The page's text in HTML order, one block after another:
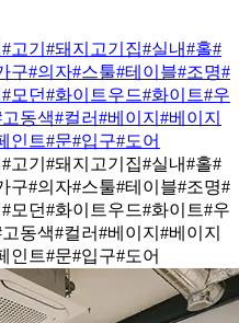
#고기 #돼지고기집#실내#홀#
구#의자#스툴#테이블#조명#
#모던#화이트우드#화이트#우
동색#컬러#베이지 #베이지
인트#문#입구#도어
#고기 #돼지고기집#실내#홀#
구#의자#스툴#테이블#조명#
#모던#화이트우드#화이트#우
동색#컬러#베이지 #베이지
인트#문#입구#도어